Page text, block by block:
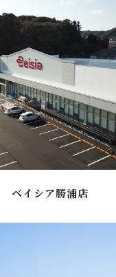
ベイシア勝浦店